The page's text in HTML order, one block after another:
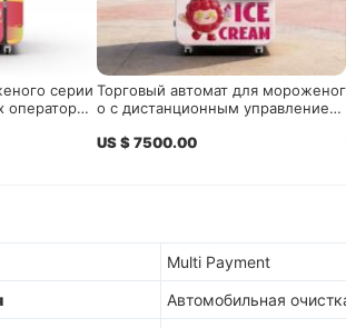
серии
операторо
Торговый автомат для мороженог
о с дистанционным управлением
ягкого сервира
US $ 7500.00
Multi Payment
Автомобильная